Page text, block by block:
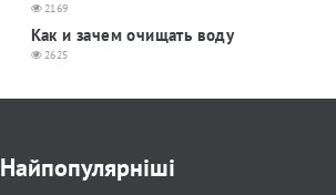
2169
Как и зачем очищать воду
2625
Найпопулярніші